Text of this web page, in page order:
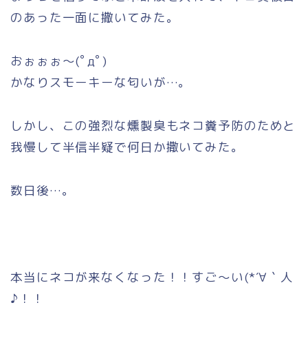
のあった一面に撒いてみた。
おぉぉぉ～(ﾟдﾟ)
かなりスモーキーな匂いが…。
しかし、この強烈な燻製臭もネコ糞予防のためと
我慢して半信半疑で何日か撒いてみた。
数日後…。
本当にネコが来なくなった！！すご～い(*´∀｀人
♪！！